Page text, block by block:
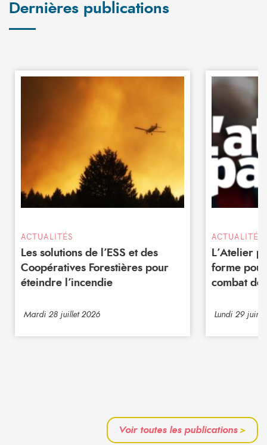
Dernières publications
ACTUALITÉS
Les solutions de l’ESS et des
Coopératives Forestières pour
éteindre l’incendie
Mardi 28 juillet 2026
ACTUALITÉS
L’Atelier
forme
combat de
Lundi 29 juin
Voir toutes les publications>